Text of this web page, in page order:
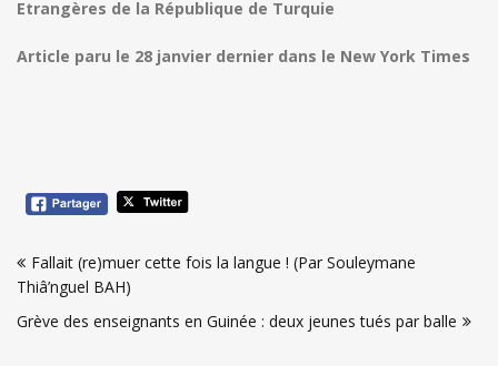
Etrangères de la République de Turquie
Article paru le 28 janvier dernier dans le New York Times
de
l’article
Fallait (re)muer cette fois la langue ! (Par Souleymane
Thiâ’nguel BAH)
Grève des enseignants en Guinée : deux jeunes tués par balle